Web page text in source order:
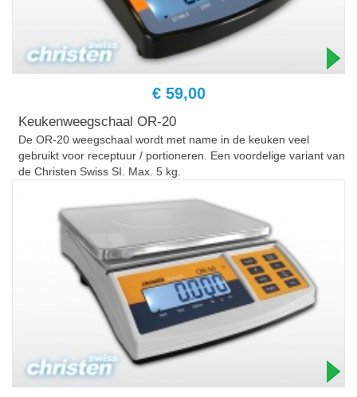
€ 59,00
Keukenweegschaal OR-20
De OR-20 weegschaal wordt met name in de keuken veel
gebruikt voor receptuur / portioneren. Een voordelige variant van
de Christen Swiss SI. Max. 5 kg.